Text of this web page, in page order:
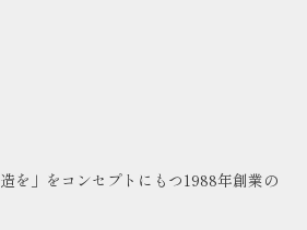
を」をコンセプトにもつ1988年創業の